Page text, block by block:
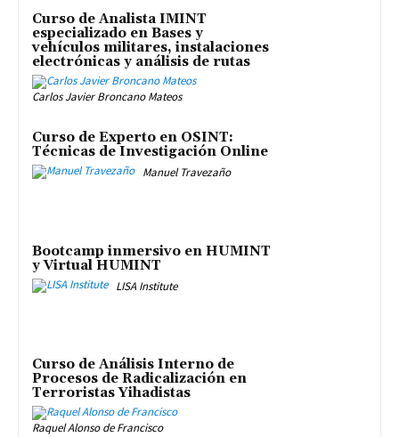
Curso de Analista IMINT
especializado en Bases y
vehículos militares, instalaciones
electrónicas y análisis de rutas
Carlos Javier Broncano Mateos
Curso de Experto en OSINT:
Técnicas de Investigación Online
Manuel Travezaño
Bootcamp inmersivo en HUMINT
y Virtual HUMINT
LISA Institute
Curso de Análisis Interno de
Procesos de Radicalización en
Terroristas Yihadistas
Raquel Alonso de Francisco